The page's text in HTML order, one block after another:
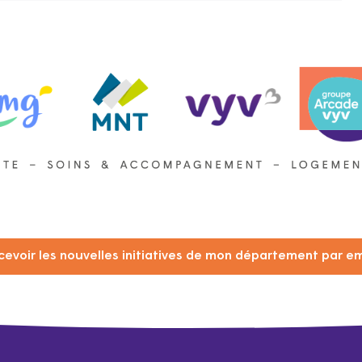
les nouvelles initiatives de mon département par